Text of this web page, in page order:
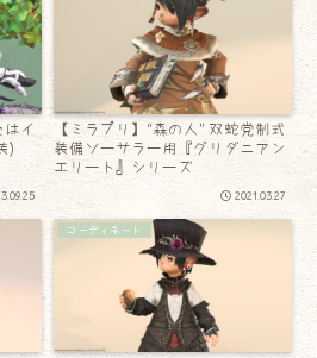
イ
)
【ミラプリ】“森の人” 双蛇党制式
装備ソーサラー用『グリダニアン
エリート』シリーズ
2021.03.27
コーディネート